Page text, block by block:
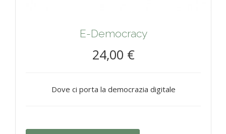
E-Democracy
24,00 €
Dove ci porta la democrazia digitale